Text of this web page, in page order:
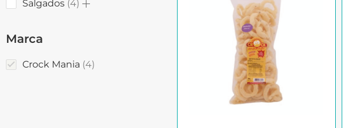
Salgados 4
Marca
Crock Mania 4